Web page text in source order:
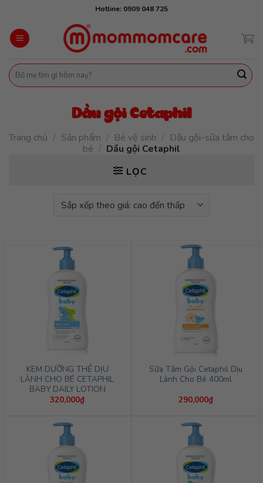
content
Hotline: 0909 048 725
Tìm
kiếm:
Dầu gội Cetaphil
Trang chủ / Sản phẩm / Bé vệ sinh / Dầu gội-sữa tắm cho
bé / Dầu gội Cetaphil
LỌC
KEM DƯỠNG THỂ DỊU
LÀNH CHO BÉ CETAPHIL
BABY DAILY LOTION
320,000₫
Sữa Tắm Gội Cetaphil Dịu
Lành Cho Bé 400ml
290,000₫